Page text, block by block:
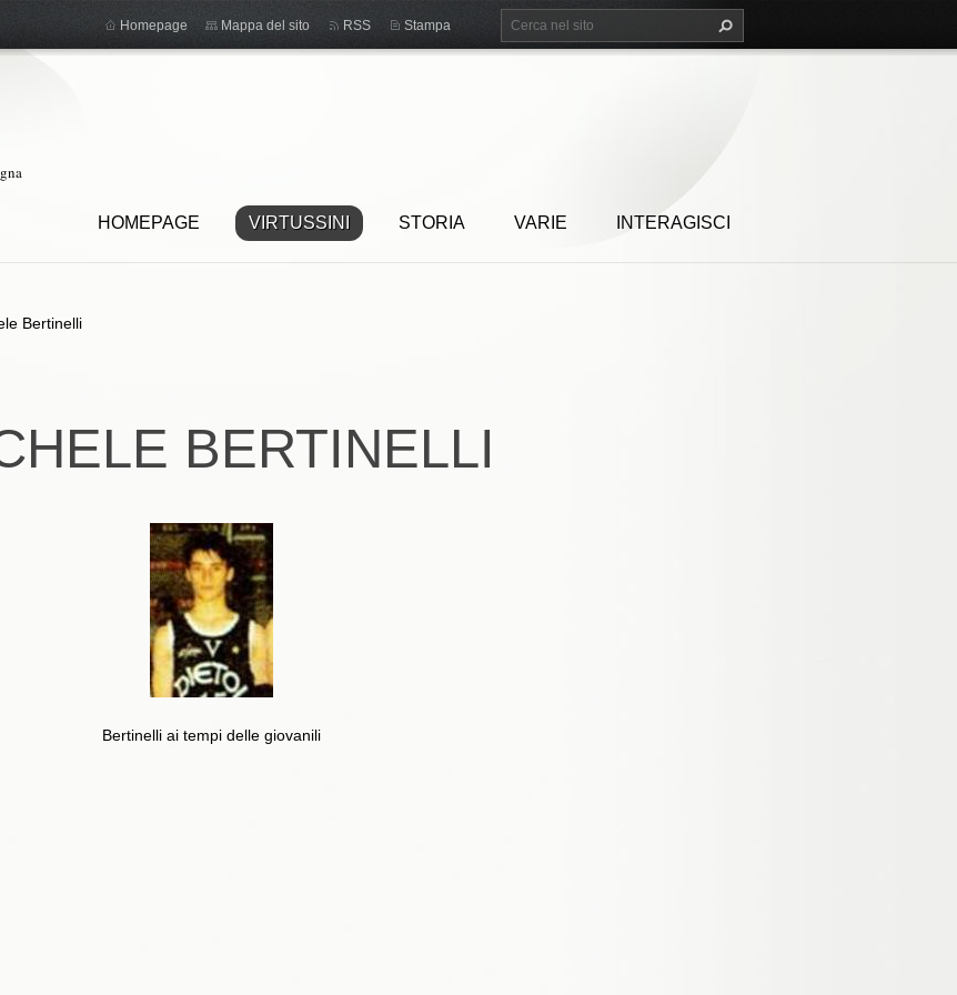
HOMEPAGE VIRTUSSINI STORIA VARIE INTERAGISCI
Homepage Mappa del sito RSS Stampa
Bertinelli
BERTINELLI
Bertinelli ai tempi delle giovanili